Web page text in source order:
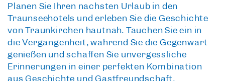
Planen Sie Ihren nächsten Urlaub in den
Traunseehotels und erleben Sie die Geschichte
von Traunkirchen hautnah. Tauchen Sie ein in
die Vergangenheit, während Sie die Gegenwart
genießen und schaffen Sie unvergessliche
Erinnerungen in einer perfekten Kombination
aus Geschichte und Gastfreundschaft.